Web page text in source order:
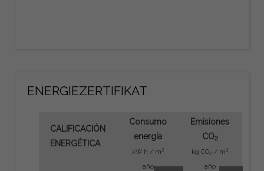
ENERGIEZERTIFIKAT
CALIFICACIÓN
ENERGÉTICA
Consumo
energía
kW h / m2
año
Emisiones
CO2
kg CO2 / m2
año